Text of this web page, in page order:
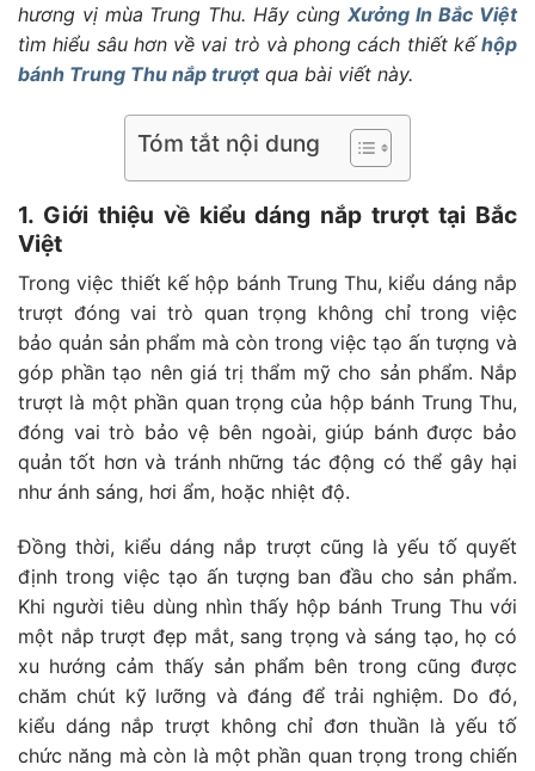
hương vị mùa Trung Thu. Hãy cùng Xưởng In Bắc Việt
tìm hiểu sâu hơn về vai trò và phong cách thiết kếhộp
bánh Trung Thu nắp trượt qua bài viết này.
Tóm tắt nội dung
1. Giới thiệu về kiểu dáng nắp trượt tại Bắc
Việt
Trong việc thiết kế hộp bánh Trung Thu, kiểu dáng nắp
trượt đóng vai trò quan trọng không chỉ trong việc
bảo quản sản phẩm mà còn trong việc tạo ấn tượng và
góp phần tạo nên giá trị thẩm mỹ cho sản phẩm. Nắp
trượt là một phần quan trọng của hộp bánh Trung Thu,
đóng vai trò bảo vệ bên ngoài, giúp bánh được bảo
quản tốt hơn và tránh những tác động có thể gây hại
như ánh sáng, hơi ẩm, hoặc nhiệt độ.
Đồng thời, kiểu dáng nắp trượt cũng là yếu tố quyết
định trong việc tạo ấn tượng ban đầu cho sản phẩm.
Khi người tiêu dùng nhìn thấy hộp bánh Trung Thu với
một nắp trượt đẹp mắt, sang trọng và sáng tạo, họ có
xu hướng cảm thấy sản phẩm bên trong cũng được
chăm chút kỹ lưỡng và đáng để trải nghiệm. Do đó,
kiểu dáng nắp trượt không chỉ đơn thuần là yếu tố
chức năng mà còn là một phần quan trọng trong chiến